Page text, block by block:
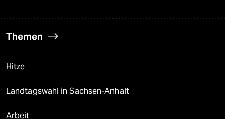
Themen
Hitze
Landtagswahl in Sachsen-Anhalt
Arbeit